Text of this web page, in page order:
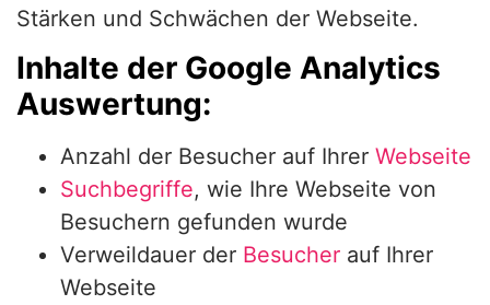
Stärken und Schwächen der Webseite.
Inhalte der Google Analytics
Auswertung:
Anzahl der Besucher auf Ihrer Webseite
Suchbegriffe, wie Ihre Webseite von
Besuchern gefunden wurde
Verweildauer der Besucher auf Ihrer
Webseite